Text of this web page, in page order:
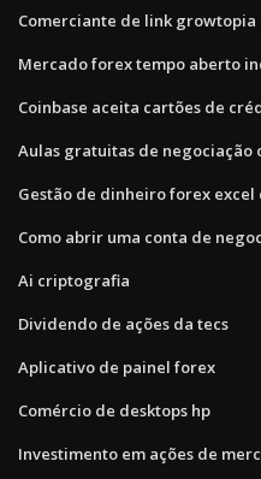
Comerciante de link growtopia
Mercado forex tempo aberto
Coinbase aceita cartões de
Aulas gratuitas de negociação
Gestão de dinheiro forex
Como abrir uma conta de
Ai criptografia
Dividendo de ações da tecs
Aplicativo de painel forex
Comércio de desktops hp
Investimento em ações de